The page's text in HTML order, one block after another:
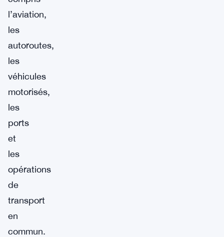
l’aviation,
les
autoroutes,
les
véhicules
motorisés,
les
ports
et
les
opérations
de
transport
en
commun.